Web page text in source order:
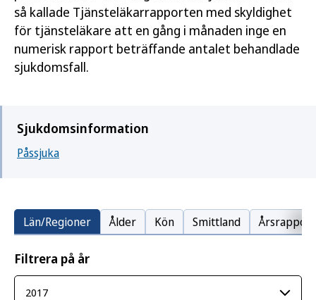
så kallade Tjänsteläkarrapporten med skyldighet
för tjänsteläkare att en gång i månaden inge en
numerisk rapport beträffande antalet behandlade
sjukdomsfall.
Sjukdomsinformation
Påssjuka
Län/Regioner Ålder Kön Smittland Årsrapport
Filtrera på år